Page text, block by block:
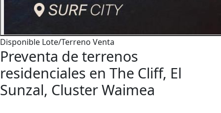
Disponible Lote/Terreno Venta
Preventa de terrenos
residenciales en The Cliff, El
Sunzal, Cluster Waimea